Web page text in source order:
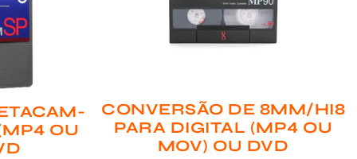
OU
CONVERSÃO DE 8MM/HI8
PARA DIGITAL (MP4 OU
MOV) OU DVD